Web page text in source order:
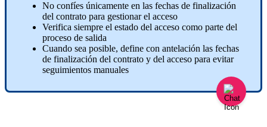
No confíes únicamente en las fechas de finalización
del contrato para gestionar el acceso
Verifica siempre el estado del acceso como parte del
proceso de salida
Cuando sea posible, define con antelación las fechas
de finalización del contrato y del acceso para evitar
seguimientos manuales